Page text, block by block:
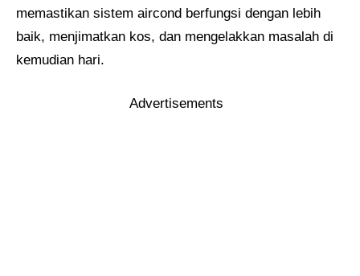
memastikan sistem aircond berfungsi dengan lebih
baik, menjimatkan kos, dan mengelakkan masalah di
kemudian hari.
Advertisements